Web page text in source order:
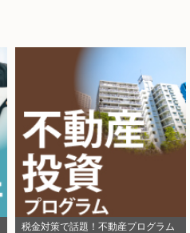
税金対策で話題！不動産プログラム